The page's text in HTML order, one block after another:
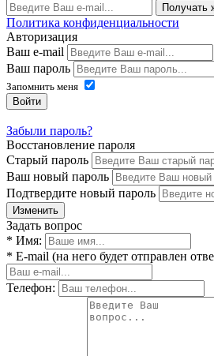
Получать
Политика конфиденциальности
Авторизация
Ваш e-mail
Ваш пароль
Запомнить меня
Войти
Забыли пароль?
Восстановление пароля
Старый пароль
Ваш новый пароль
Подтвердите новый пароль
Изменить
Задать вопрос
* Имя:
* E-mail (на него будет отправлен
Телефон: